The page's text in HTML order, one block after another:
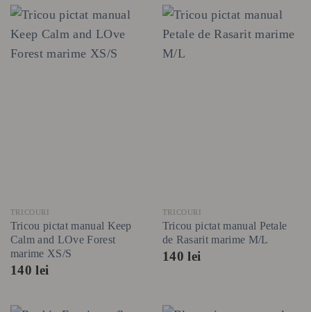
TRICOURI
Tricou pictat manual Keep
Calm and LOve Forest
marime XS/S
140lei
TRICOURI
Tricou pictat manual Petale
de Rasarit marime M/L
140lei